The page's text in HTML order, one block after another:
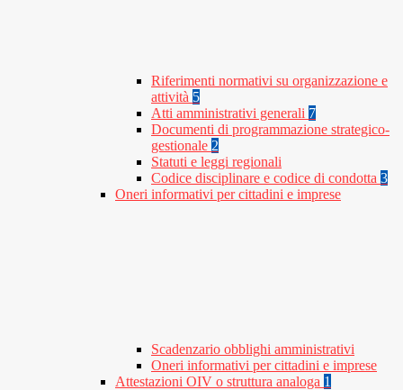
Riferimenti normativi su organizzazione e
attività 5
Atti amministrativi generali 7
Documenti di programmazione strategico-
gestionale 2
Statuti e leggi regionali
Codice disciplinare e codice di condotta 3
Oneri informativi per cittadini e imprese
Scadenzario obblighi amministrativi
Oneri informativi per cittadini e imprese
Attestazioni OIV o struttura analoga 1